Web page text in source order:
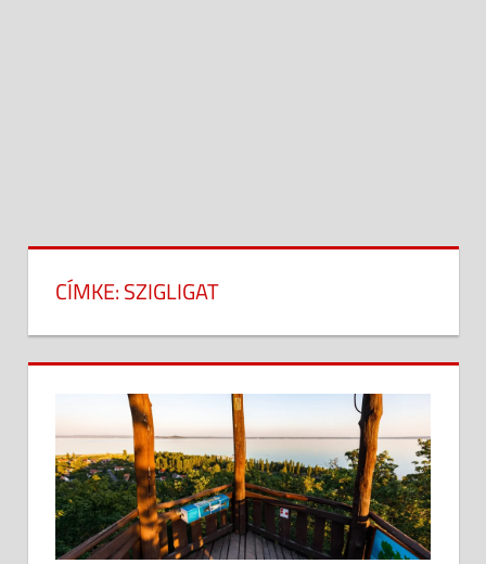
CÍMKE:SZIGLIGAT